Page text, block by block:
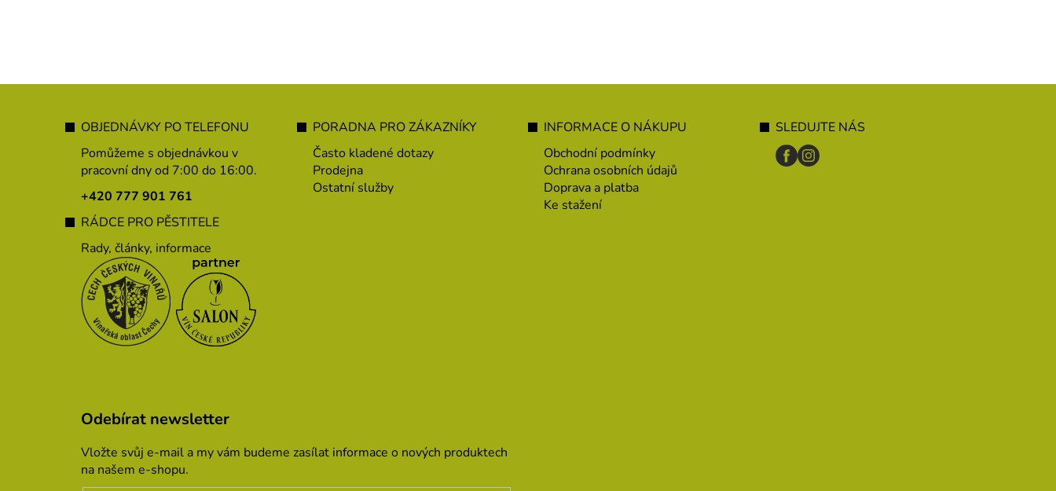
OBJEDNÁVKY PO TELEFONU
Pomůžeme s objednávkou v
pracovní dny od 7:00 do 16:00.
+420 777 901 761
RÁDCE PRO PĚSTITELE
Rady, články, informace
PORADNA PRO ZÁKAZNÍKY
Často kladené dotazy
Prodejna
Ostatní služby
INFORMACE O NÁKUPU
Obchodní podmínky
Ochrana osobních údajů
Doprava a platba
Ke stažení
SLEDUJTE NÁS
Odebírat newsletter
Vložte svůj e-mail a my vám budeme zasílat informace o nových produktech
na našem e-shopu.